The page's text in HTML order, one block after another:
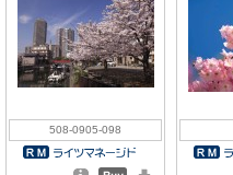
508-0905-098